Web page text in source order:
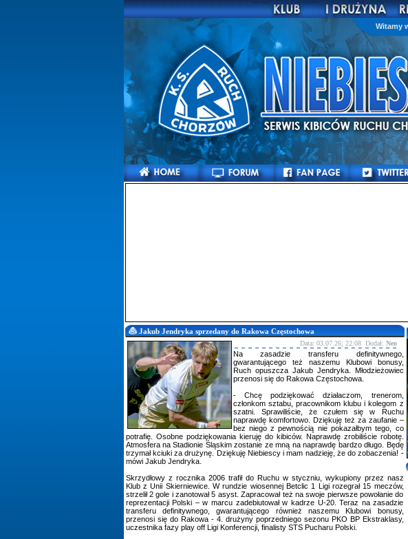
Witamy
Jakub Jendryka sprzedany do Rakowa Częstochowa
Data: 03.07.26; 22:08 Dodał: Neo
Na zasadzie transferu definitywnego,
gwarantującego też naszemu Klubowi bonusy,
Ruch opuszcza Jakub Jendryka. Młodzieżowiec
przenosi się do Rakowa Częstochowa.
- Chcę podziękować działaczom, trenerom,
członkom sztabu, pracownikom klubu i kolegom z
szatni. Sprawiliście, że czułem się w Ruchu
naprawdę komfortowo. Dziękuję też za zaufanie –
bez niego z pewnością nie pokazałbym tego, co
potrafię. Osobne podziękowania kieruję do kibiców. Naprawdę zrobiliście robotę.
Atmosfera na Stadionie Śląskim zostanie ze mną na naprawdę bardzo długo. Będę
trzymał kciuki za drużynę. Dziękuję Niebiescy i mam nadzieję, że do zobaczenia! -
mówi Jakub Jendryka.
Skrzydłowy z rocznika 2006 trafił do Ruchu w styczniu, wykupiony przez nasz
Klub z Unii Skierniewice. W rundzie wiosennej Betclic 1 Ligi rozegrał 15 meczów,
strzelił 2 gole i zanotował 5 asyst. Zapracował też na swoje pierwsze powołanie do
reprezentacji Polski – w marcu zadebiutował w kadrze U-20. Teraz na zasadzie
transferu definitywnego, gwarantującego również naszemu Klubowi bonusy,
przenosi się do Rakowa - 4. drużyny poprzedniego sezonu PKO BP Ekstraklasy,
uczestnika fazy play off Ligi Konferencji, finalisty STS Pucharu Polski.